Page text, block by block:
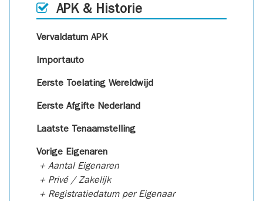
APK & Historie
Vervaldatum APK
Importauto
Eerste Toelating Wereldwijd
Eerste Afgifte Nederland
Laatste Tenaamstelling
Vorige Eigenaren
+ Aantal Eigenaren
+ Privé / Zakelijk
+ Registratiedatum per Eigenaar